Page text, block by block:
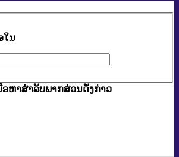
ໃນ
ອຫາສຳລັບພາກສ່ວນດັ່ງກ່າວ